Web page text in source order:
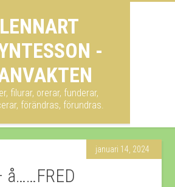
LENNART
-
filurar, orerar, funderar,
förändras, förundras.
januari 14, 2024
å……FRED